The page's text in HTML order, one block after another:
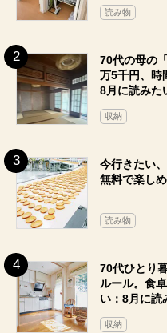
読み物
70代の母の
万5千円、時
8月に読みた
収納
今行きたい
無料で楽し
読み物
70代ひとり
ルール。食
い：8月に読
収納